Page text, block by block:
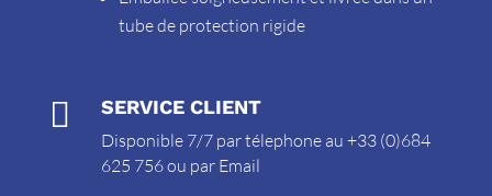
tube de protection rigide
 SERVICE CLIENT
Disponible 7/7 par télephone au +33 (0)684
625 756 ou par Email